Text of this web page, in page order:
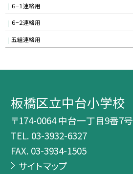
６−１連絡用
６−２連絡用
五組連絡用
板橋区立中台小学校
〒174-0064 中台一丁目9番7号
TEL. 03-3932-6327
FAX. 03-3934-1505
サイトマップ